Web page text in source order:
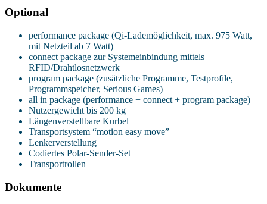
Optional
performance package (Qi-Lademöglichkeit, max. 975 Watt,
mit Netzteil ab 7 Watt)
connect package zur Systemeinbindung mittels
RFID/Drahtlosnetzwerk
program package (zusätzliche Programme, Testprofile,
Programmspeicher, Serious Games)
all in package (performance + connect + program package)
Nutzergewicht bis 200 kg
Längenverstellbare Kurbel
Transportsystem “motion easy move”
Lenkerverstellung
Codiertes Polar-Sender-Set
Transportrollen
Dokumente